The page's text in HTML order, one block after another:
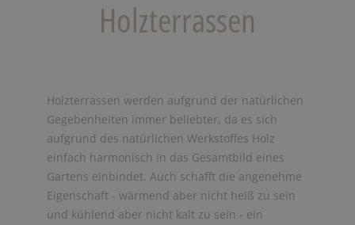
Holzterrassen
Holzterrassen werden aufgrund der natürlichen
Gegebenheiten immer beliebter, da es sich
aufgrund des natürlichen Werkstoffes Holz
einfach harmonisch in das Gesamtbild eines
Gartens einbindet. Auch schafft die angenehme
Eigenschaft - wärmend aber nicht heiß zu sein
und kühlend aber nicht kalt zu sein - ein